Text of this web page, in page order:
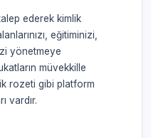
ederek kimlik
eğitiminizi,
yönetmeye
müvekkille
rozeti gibi platform
vardır.